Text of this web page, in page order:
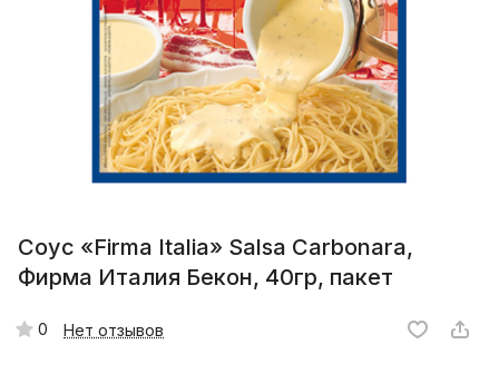
Соус «Firma Italia» Salsa Carbonara,
Фирма Италия Бекон, 40гр, пакет
0 Нет отзывов